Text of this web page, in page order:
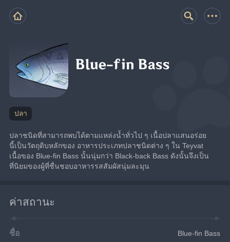
Blue-fin Bass
ปลา
ปลาชนิดที่สามารถพบได้ตามแหล่งน้ำทั่วไป ๆ เนื้อปลาแสนอร่อย
นี้เป็นวัตถุดิบหลักของ อาหารประเภทปลาชนิดต่าง ๆ ใน Teyvat
เนื้อของ Blue-fin Bass นั้นนุ่มกว่า Black-back Bass ดังนั้นจึงเป็น
ที่นิยมของผู้ที่ชื่นชอบอาหารรสสัมผัสนุ่มละมุน
ค่าสถานะ
ชื่อ Blue-fin Bass